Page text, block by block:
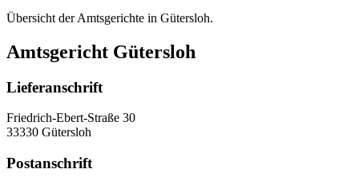
Übersicht der Amtsgerichte in Gütersloh.
Amtsgericht Gütersloh
Lieferanschrift
Friedrich-Ebert-Straße 30
33330 Gütersloh
Postanschrift